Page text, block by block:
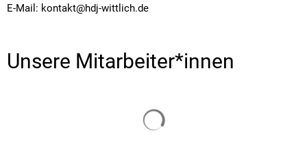
E-Mail: kontakt@hdj-wittlich.de
Unsere Mitarbeiter*innen